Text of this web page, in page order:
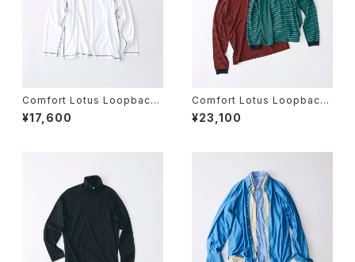
Comfort Lotus Loopback
Jersey Color stitch Long
Sleeve T
¥17,600
Comfort Lotus Loopback
Stripe Jersey Crew Neck
Long Sleeve T
¥23,100